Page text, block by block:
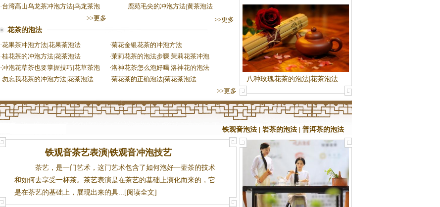
·台湾高山乌龙茶冲泡方法|乌龙茶泡
>>更多
鹿苑毛尖的冲泡方法|黄茶泡法
>>更多
花茶的泡法
·花果茶冲泡方法|花果茶泡法 ·菊花金银花茶的冲泡方法
·桂花茶的冲泡方法|花茶泡法 ·茉莉花茶的泡法步骤|茉莉花茶冲泡
·冲泡花草茶也要掌握技巧|花草茶泡 ·洛神花茶怎么泡好喝|洛神花的泡法
·勿忘我花茶的冲泡方法|花茶泡法 ·菊花茶的正确泡法|菊花茶泡法
>>更多
八种玫瑰花茶的泡法|花茶泡法
铁观音泡法| 岩茶的泡法| 普洱茶的泡法
铁观音茶艺表演|铁观音冲泡技艺
茶艺，是一门艺术，这门艺术包含了如何泡好一壶茶的技术
和如何去享受一杯茶。茶艺表演是在茶艺的基础上演化而来的，它
是在茶艺的基础上，展现出来的具...[阅读全文]